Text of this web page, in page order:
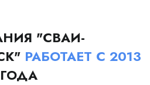
"СВАИ-
РАБОТАЕТ С 2013
ГОДА